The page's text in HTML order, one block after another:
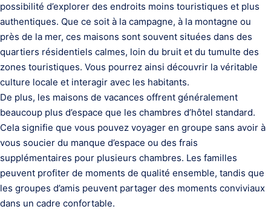
possibilité d’explorer des endroits moins touristiques et plus
authentiques. Que ce soit à la campagne, à la montagne ou
près de la mer, ces maisons sont souvent situées dans des
quartiers résidentiels calmes, loin du bruit et du tumulte des
zones touristiques. Vous pourrez ainsi découvrir la véritable
culture locale et interagir avec les habitants.
De plus, les maisons de vacances offrent généralement
beaucoup plus d’espace que les chambres d’hôtel standard.
Cela signifie que vous pouvez voyager en groupe sans avoir à
vous soucier du manque d’espace ou des frais
supplémentaires pour plusieurs chambres. Les familles
peuvent profiter de moments de qualité ensemble, tandis que
les groupes d’amis peuvent partager des moments conviviaux
dans un cadre confortable.